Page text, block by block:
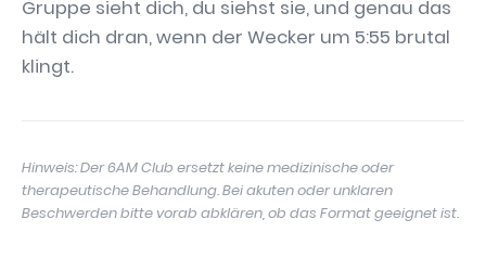
Gruppe sieht dich, du siehst sie, und genau das
hält dich dran, wenn der Wecker um 5:55 brutal
klingt.
Hinweis: Der 6AM Club ersetzt keine medizinische oder
therapeutische Behandlung. Bei akuten oder unklaren
Beschwerden bitte vorab abklären, ob das Format geeignet ist.